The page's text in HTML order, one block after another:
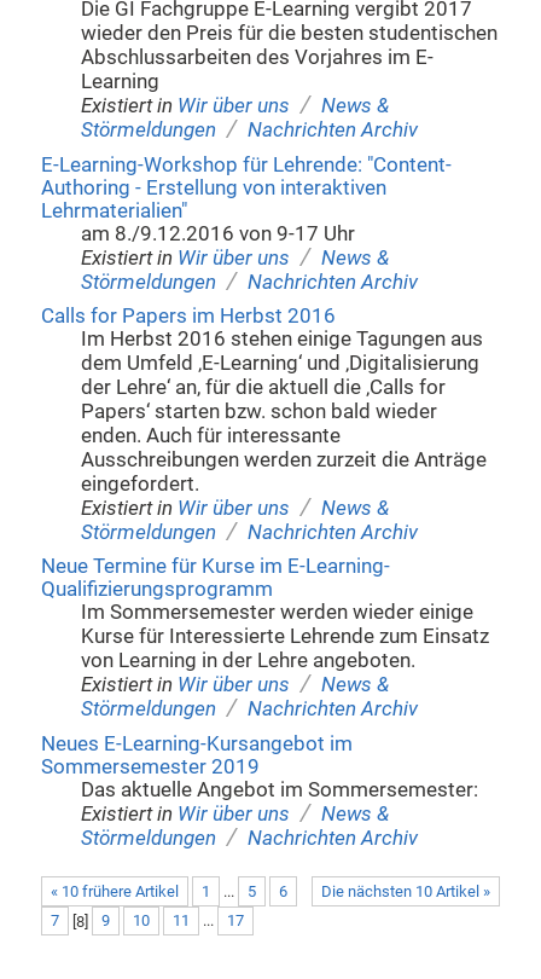
Die GI Fachgruppe E-Learning vergibt 2017
wieder den Preis für die besten studentischen
Abschlussarbeiten des Vorjahres im E-
Learning
Existiert in Wir über uns / News &
Störmeldungen / Nachrichten Archiv
E-Learning-Workshop für Lehrende: "Content-
Authoring - Erstellung von interaktiven
Lehrmaterialien"
am 8./9.12.2016 von 9-17 Uhr
Existiert in Wir über uns / News &
Störmeldungen / Nachrichten Archiv
Calls for Papers im Herbst 2016
Im Herbst 2016 stehen einige Tagungen aus
dem Umfeld ‚E-Learning‘ und ‚Digitalisierung
der Lehre‘ an, für die aktuell die ‚Calls for
Papers‘ starten bzw. schon bald wieder
enden. Auch für interessante
Ausschreibungen werden zurzeit die Anträge
eingefordert.
Existiert in Wir über uns / News &
Störmeldungen / Nachrichten Archiv
Neue Termine für Kurse im E-Learning-
Qualifizierungsprogramm
Im Sommersemester werden wieder einige
Kurse für Interessierte Lehrende zum Einsatz
von Learning in der Lehre angeboten.
Existiert in Wir über uns / News &
Störmeldungen / Nachrichten Archiv
Neues E-Learning-Kursangebot im
Sommersemester 2019
Das aktuelle Angebot im Sommersemester:
Existiert in Wir über uns / News &
Störmeldungen / Nachrichten Archiv
« 10 frühere Artikel Die nächsten 10 Artikel »
1 ... 5
6
7
[8] 9 10 11 ... 17